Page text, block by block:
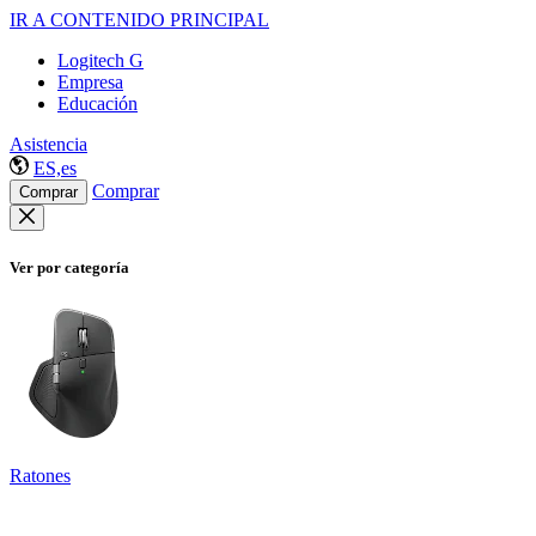
IR A CONTENIDO PRINCIPAL
Logitech G
Empresa
Educación
Asistencia
ES,es
Comprar Comprar
Ver por categoría
Ratones